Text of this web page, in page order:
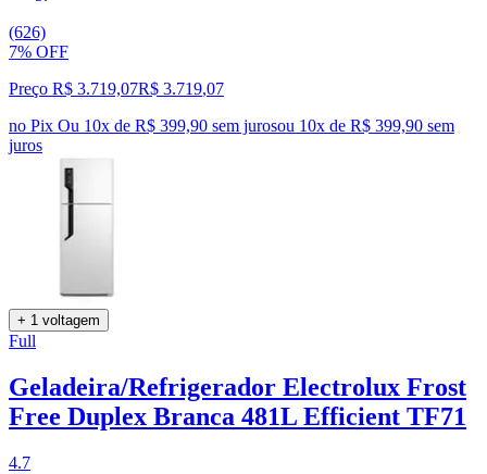
(626)
7% OFF
Preço R$ 3.719,07R$ 3.719,07
no Pix Ou 10x de R$ 399,90 sem jurosou 10x de R$ 399,90 sem
juros
+ 1 voltagem
Full
Geladeira/Refrigerador Electrolux Frost
Free Duplex Branca 481L Efficient TF71
4.7